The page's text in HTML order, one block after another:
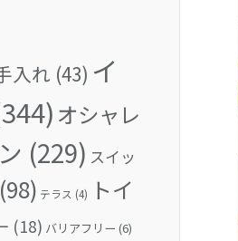
入れ (43) イ
オシャレ
(229) スイッ
(98) テラス (4)
トイ
(18) バリアフリー (6)